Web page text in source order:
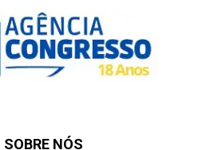
SOBRE NÓS